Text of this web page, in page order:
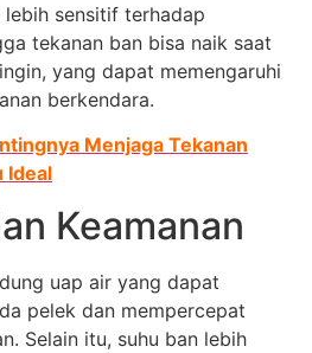
lebih sensitif terhadap
tekanan ban bisa naik saat
yang dapat memengaruhi
berkendara.
Menjaga Tekanan
Ideal
Keamanan
uap air yang dapat
pelek dan mempercepat
Selain itu, suhu ban lebih